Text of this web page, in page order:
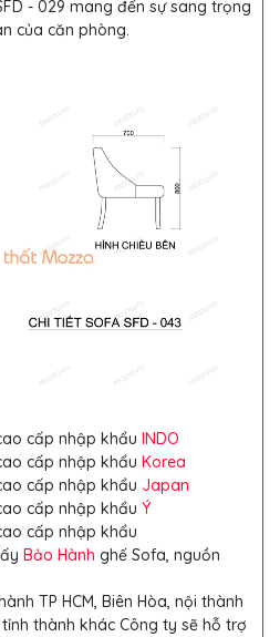
- 029 mang đến sự sang trọng
của căn phòng.
cấp nhập khẩu INDO
cấp nhập khẩu Korea
cấp nhập khẩu Japan
cấp nhập khẩu Ý
cấp nhập khẩu
Bảo Hành ghế Sofa, nguồn
TP HCM, Biên Hòa, nội thành
thành khác Công ty sẽ hỗ trợ